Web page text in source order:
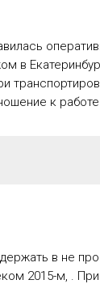
в
к
в не
2015-м, .